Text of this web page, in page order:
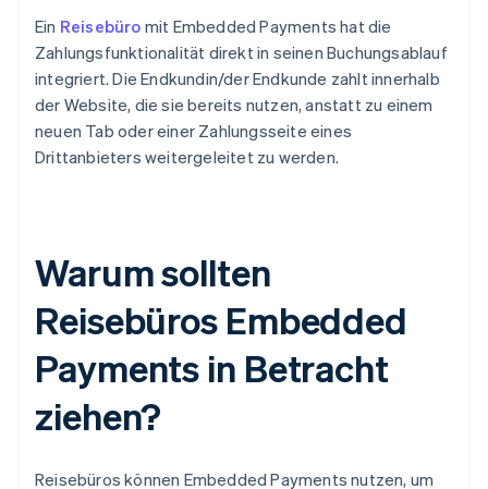
Ein Reisebüro mit Embedded Payments hat die
Zahlungsfunktionalität direkt in seinen Buchungsablauf
integriert. Die Endkundin/der Endkunde zahlt innerhalb
der Website, die sie bereits nutzen, anstatt zu einem
neuen Tab oder einer Zahlungsseite eines
Drittanbieters weitergeleitet zu werden.
Warum sollten
Reisebüros Embedded
Payments in Betracht
ziehen?
Reisebüros können Embedded Payments nutzen, um